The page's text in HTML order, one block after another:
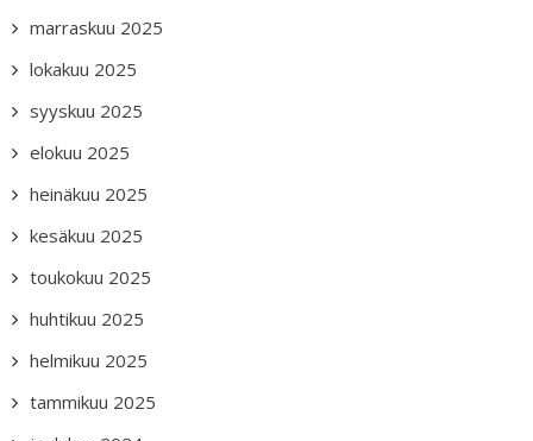
marraskuu 2025
lokakuu 2025
syyskuu 2025
elokuu 2025
heinäkuu 2025
kesäkuu 2025
toukokuu 2025
huhtikuu 2025
helmikuu 2025
tammikuu 2025